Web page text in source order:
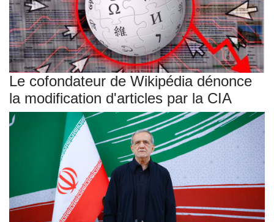
Le cofondateur de Wikipédia dénonce
la modification d'articles par la CIA